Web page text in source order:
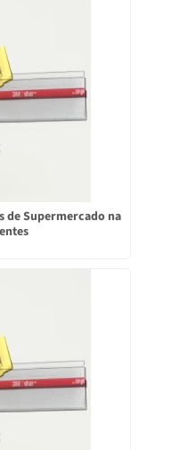
de Supermercado na